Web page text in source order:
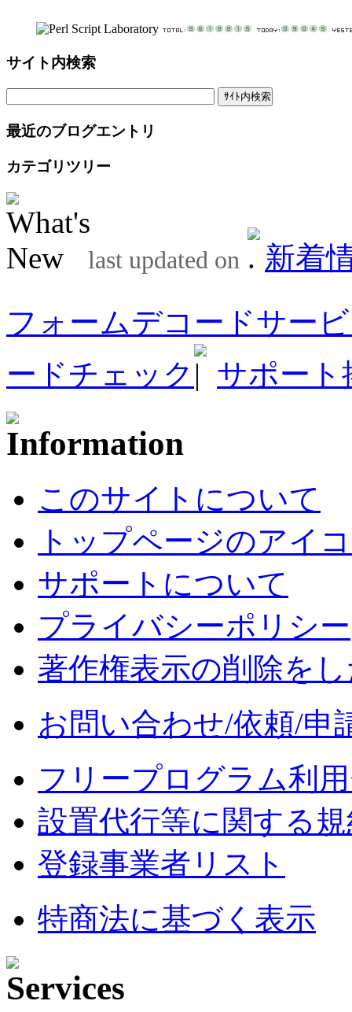
サイト内検索
最近のブログエントリ
カテゴリツリー
last updated on
新着
フォームデコードサー
ードチェック
サポート
このサイトについて
トップページのアイ
サポートについて
プライバシーポリシー
著作権表示の削除を
お問い合わせ/依頼/申
フリープログラム利
設置代行等に関する
登録事業者リスト
特商法に基づく表示